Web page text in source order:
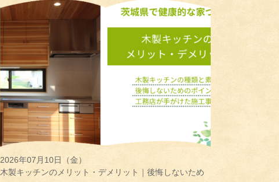
2026年07月10日（金）
木製キッチンのメリット・デメリット｜後悔しないため